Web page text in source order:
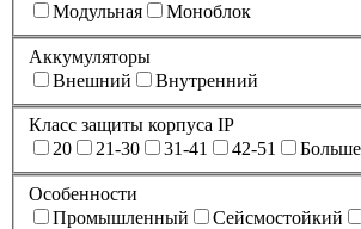
Модульная
Моноблок
Аккумуляторы
Внешний
Внутренний
Класс защиты корпуса IP
20
21-30 31-41 42-51
Особенности
Промышленный
Сейсмостойкий